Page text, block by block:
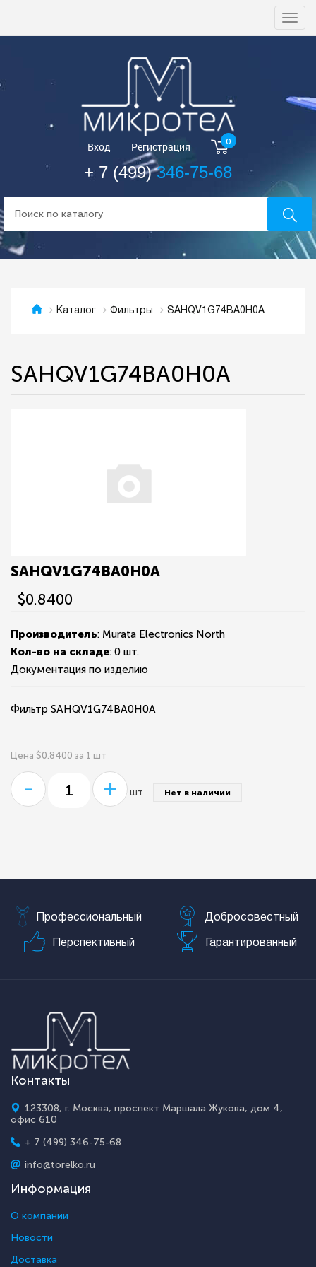
Вход Регистрация 0
+ 7 (499)346-75-68
Каталог Фильтры SAHQV1G74BA0H0A
SAHQV1G74BA0H0A
SAHQV1G74BA0H0A
$0.8400
Производитель: Murata Electronics North
Кол-во на складе: 0 шт.
Документация по изделию
Фильтр SAHQV1G74BA0H0A
Цена $0.8400 за 1 шт
- + шт Нет в наличии
Профессиональный Добросовестный
Перспективный Гарантированный
Контакты
123308, г. Москва, проспект Маршала Жукова, дом 4,
офис 610
+ 7 (499) 346-75-68
info@torelko.ru
Информация
О компании
Новости
Доставка